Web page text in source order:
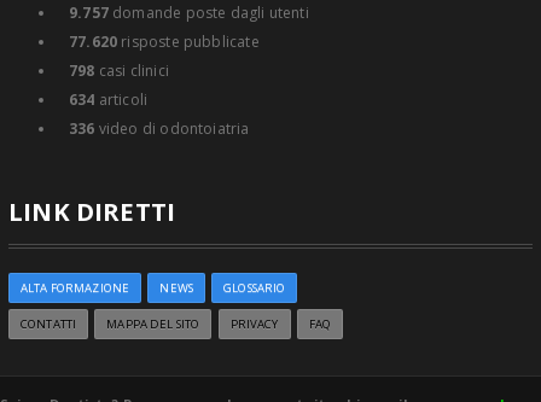
9.757domande poste dagli utenti
77.620 risposte pubblicate
798 casi clinici
634 articoli
336 video di odontoiatria
LINK DIRETTI
ALTA FORMAZIONE NEWS GLOSSARIO
CONTATTI MAPPA DEL SITO PRIVACY FAQ